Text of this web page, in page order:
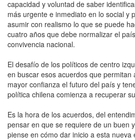
capacidad y voluntad de saber
más urgente e inmediato en lo social y
asumir con realismo lo que se puede
cuatro años que debe normalizar el
convivencia nacional.
El desafío de los políticos de centro
en buscar esos acuerdos que permitan
mayor confianza el futuro del país y
política chilena comienza a recuperar
Es la hora de los acuerdos, del
pensar en que se requiere de un buen
piense en cómo dar inicio a esta nueva